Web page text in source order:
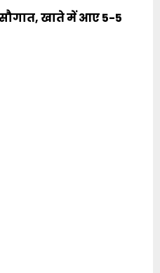
सौगात, खाते में आए 5-5